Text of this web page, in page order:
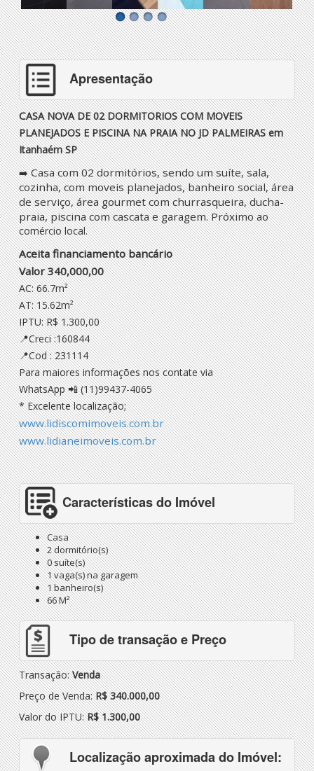
Apresentação
CASA NOVA DE 02 DORMITORIOS COM MOVEIS
PLANEJADOS E PISCINA NA PRAIA NO JD PALMEIRAS em
Itanhaém SP
➡️Casa com 02 dormitórios, sendo um suíte, sala,
cozinha, com moveis planejados, banheiro social, área
de serviço, área gourmet com churrasqueira, ducha-
praia, piscina com cascata e garagem. Próximo ao
comércio local.
Aceita financiamento bancário
Valor 340,000,00
AC: 66.7m²
AT: 15.62m²
IPTU: R$ 1.300,00
📍Creci :160844
📍Cod : 231114
Para maiores informações nos contate via
WhatsApp📲(11)99437-4065
* Excelente localização;
www.lidiscomimoveis.com.br
www.lidianeimoveis.com.br
Características do Imóvel
Casa
2 dormitório(s)
0 suíte(s)
1 vaga(s) na garagem
1 banheiro(s)
66 M²
Tipo de transação e Preço
Transação:Venda
Preço de Venda:R$ 340.000,00
Valor do IPTU:R$ 1.300,00
Localização aproximada do Imóvel: